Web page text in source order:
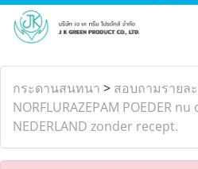
กระดานสนทนา > สอบถามรายล
NORFLURAZEPAM POEDER
NEDERLAND zonder recept.